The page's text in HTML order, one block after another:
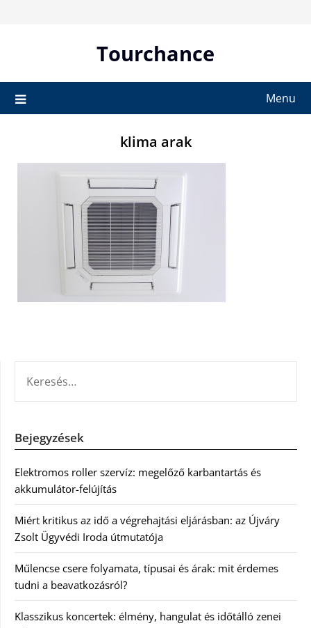
Tourchance
Menu
klima arak
Bejegyzések
Elektromos roller szervíz: megelőző karbantartás és
akkumulátor-felújítás
Miért kritikus az idő a végrehajtási eljárásban: az Újváry
Zsolt Ügyvédi Iroda útmutatója
Műlencse csere folyamata, típusai és árak: mit érdemes
tudni a beavatkozásról?
Klasszikus koncertek: élmény, hangulat és időtálló zenei